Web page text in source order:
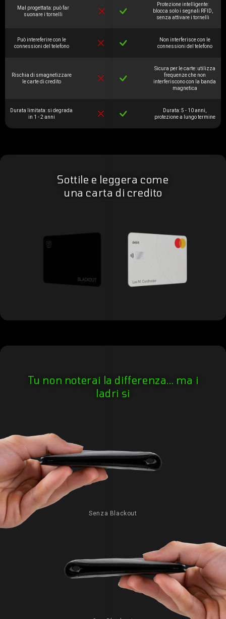
Mal progettata: può far
suonare i tornelli
Protezione intelligente:
blocca solo i segnali RFID,
senza attivare i tornelli
Può intereferire con le
connessioni del telefono
Non interferisce con le
connessioni del telefono
Rischia di smagnetizzare
le carte di credito
Sicura per le carte: utilizza
frequenze che non
interferiscono con la banda
magnetica
Durata limitata: si degrada
in 1 - 2 anni
Durata: 5 - 10 anni,
protezione a lungo termine
Sottile e leggera come
una carta di credito
Tu non noterai la differenza... ma i
ladri si
Senza Blackout